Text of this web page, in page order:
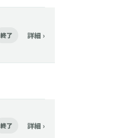
終了 詳細 ›
終了 詳細 ›